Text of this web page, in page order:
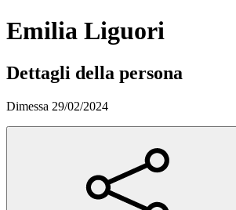
Emilia Liguori
Dettagli della persona
Dimessa 29/02/2024